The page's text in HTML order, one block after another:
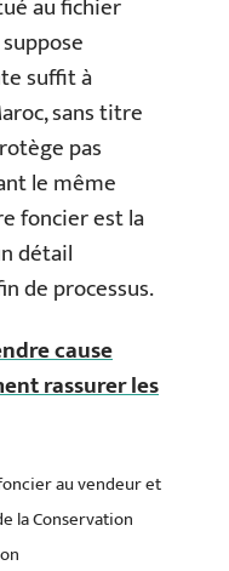
suffit à
sans titre
pas
le même
foncier est la
détail
de processus.
cause
rassurer les
au vendeur et
la Conservation